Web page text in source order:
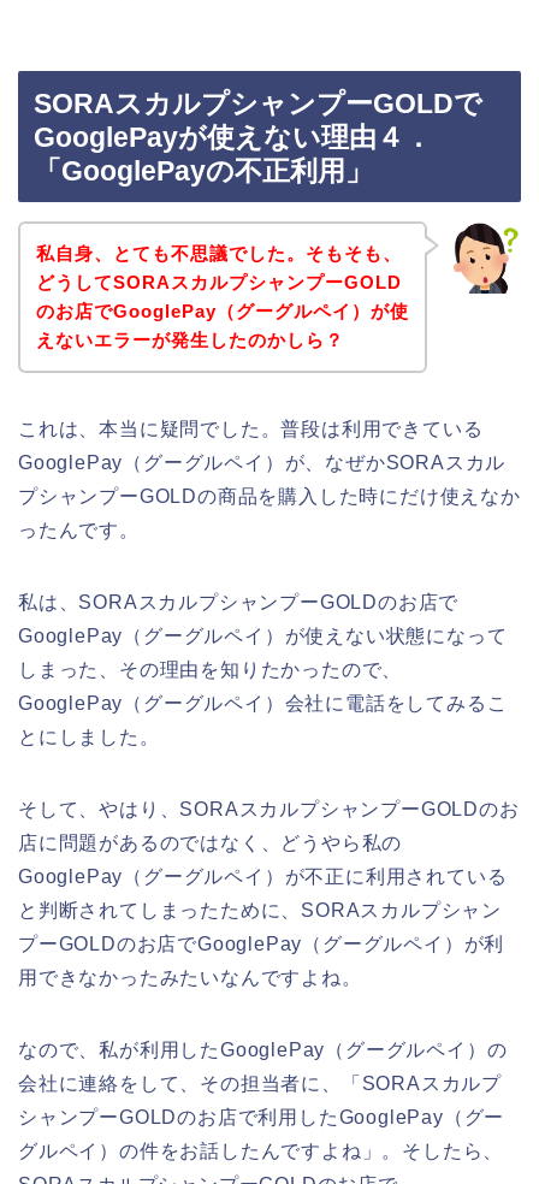
SORAスカルプシャンプーGOLDで
GooglePayが使えない理由４．
「GooglePayの不正利用」
私自身、とても不思議でした。そもそも、
どうしてSORAスカルプシャンプーGOLD
のお店でGooglePay（グーグルペイ）が使
えないエラーが発生したのかしら？
これは、本当に疑問でした。普段は利用できている
GooglePay（グーグルペイ）が、なぜかSORAスカル
プシャンプーGOLDの商品を購入した時にだけ使えなか
ったんです。
私は、SORAスカルプシャンプーGOLDのお店で
GooglePay（グーグルペイ）が使えない状態になって
しまった、その理由を知りたかったので、
GooglePay（グーグルペイ）会社に電話をしてみるこ
とにしました。
そして、やはり、SORAスカルプシャンプーGOLDのお
店に問題があるのではなく、どうやら私の
GooglePay（グーグルペイ）が不正に利用されている
と判断されてしまったために、SORAスカルプシャン
プーGOLDのお店でGooglePay（グーグルペイ）が利
用できなかったみたいなんですよね。
なので、私が利用したGooglePay（グーグルペイ）の
会社に連絡をして、その担当者に、「SORAスカルプ
シャンプーGOLDのお店で利用したGooglePay（グー
グルペイ）の件をお話したんですよね」。そしたら、